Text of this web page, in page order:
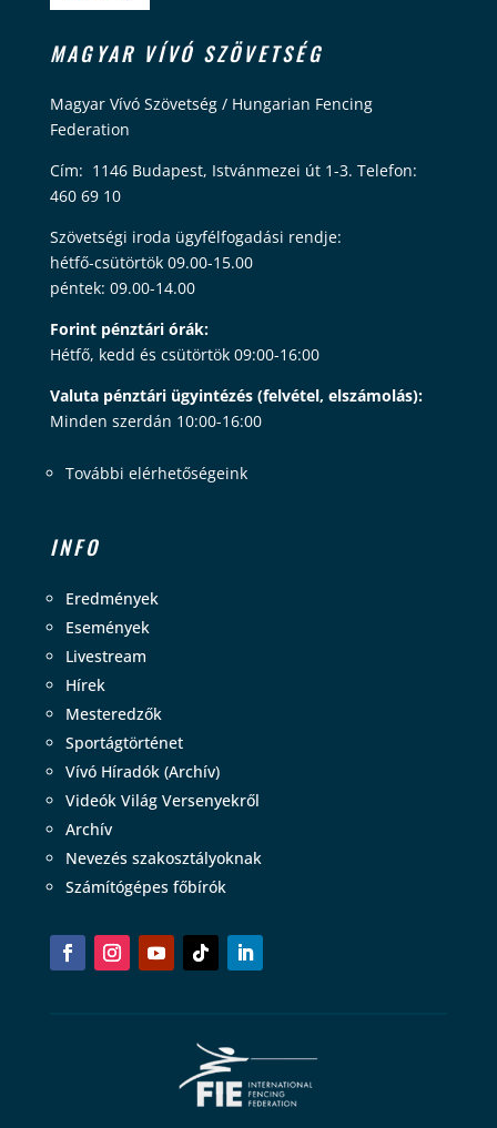
MAGYAR VÍVÓ SZÖVETSÉG
Magyar Vívó Szövetség / Hungarian Fencing
Federation
Cím: 1146 Budapest, Istvánmezei út 1-3. Telefon:
460 69 10
Szövetségi iroda ügyfélfogadási rendje:
hétfő-csütörtök 09.00-15.00
péntek: 09.00-14.00
Forint pénztári órák:
Hétfő, kedd és csütörtök 09:00-16:00
Valuta pénztári ügyintézés (felvétel, elszámolás):
Minden szerdán 10:00-16:00
További elérhetőségeink
INFO
Eredmények
Események
Livestream
Hírek
Mesteredzők
Sportágtörténet
Vívó Híradók (Archív)
Videók Világ Versenyekről
Archív
Nevezés szakosztályoknak
Számítógépes főbírók